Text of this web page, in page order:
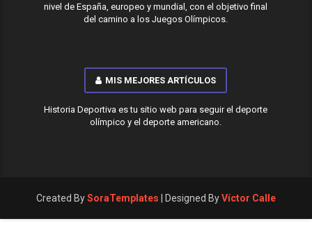
nivel de España, europeo y mundial, con el objetivo final
del camino a los Juegos Olímpicos.
MIS MEJORES ARTÍCULOS
Historia Deportiva es tu sitio web para seguir el deporte
olímpico y el deporte americano.
Created BySoraTemplates | Designed ByVíctor Calle